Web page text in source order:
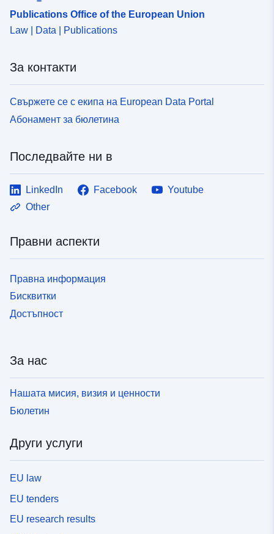
Publications Office of the European Union
Law | Data | Publications
За контакти
Свържете се с екипа на European Data Portal
Абонамент за бюлетина
Последвайте ни в
LinkedIn Facebook
Youtube
Other
Правни аспекти
Правна информация
Бисквитки
Достъпност
За нас
Нашата мисия, визия и ценности
Бюлетин
Други услуги
EU law
EU tenders
EU research results